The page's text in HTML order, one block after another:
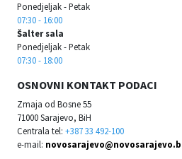
Ponedjeljak - Petak
07:30 - 16:00
Šalter sala
Ponedjeljak - Petak
07:30 - 18:00
OSNOVNI KONTAKT PODACI
Zmaja od Bosne 55
71000 Sarajevo, BiH
Centrala tel: +387 33 492-100
e-mail: